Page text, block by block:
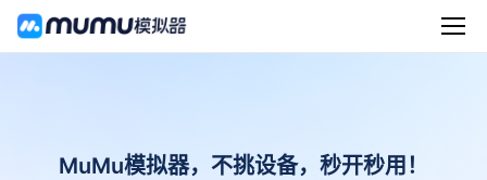
MuMu模拟器，不挑设备，秒开秒用！